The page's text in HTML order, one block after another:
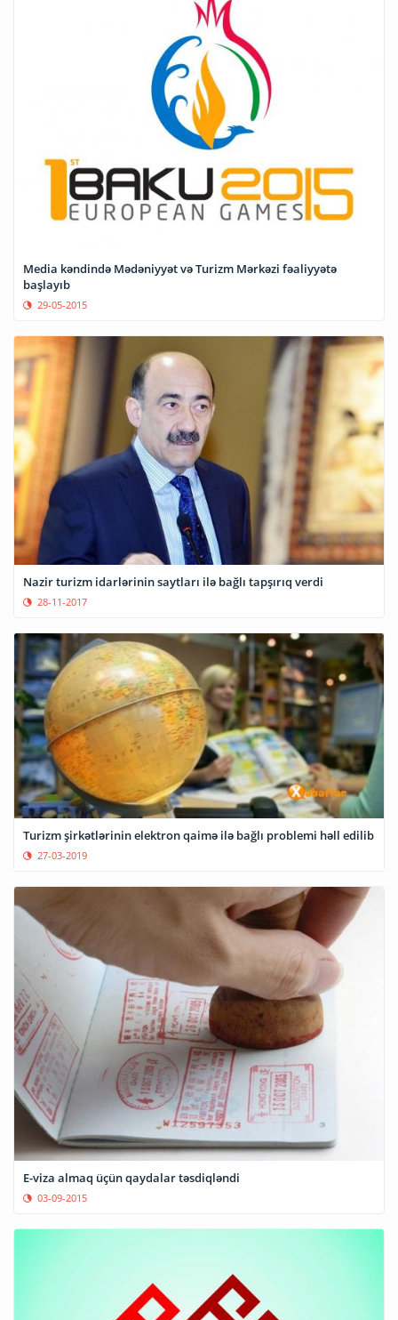
Media kəndində Mədəniyyət və Turizm Mərkəzi fəaliyyətə
başlayıb
29-05-2015
Nazir turizm idarlərinin saytları ilə bağlı tapşırıq verdi
28-11-2017
Turizm şirkətlərinin elektron qaimə ilə bağlı problemi həll edilib
27-03-2019
E-viza almaq üçün qaydalar təsdiqləndi
03-09-2015